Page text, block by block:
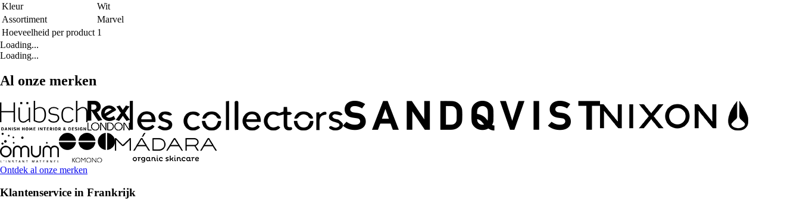
Kleur
Wit
Assortiment
Marvel
Hoeveelheid per product 1
Loading...
Loading...
Al onze merken
Ontdek al onze merken
Klantenservice in Frankrijk